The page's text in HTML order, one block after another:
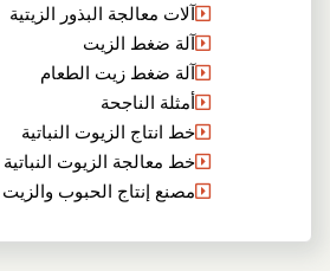
آلات معالجة البذور الزيتية
آلة ضغط الزيت
آلة ضغط زيت الطعام
أمثلة الناجحة
خط انتاج الزيوت النباتية
خط معالجة الزيوت النباتية
مصنع إنتاج الحبوب والزيت